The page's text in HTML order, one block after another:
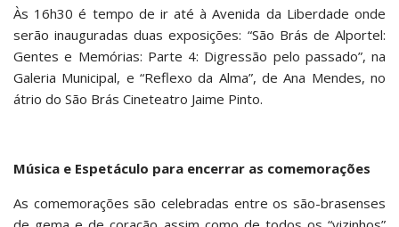
Às 16h30 é tempo de ir até à Avenida da Liberdade onde
serão inauguradas duas exposições: “São Brás de Alportel:
Gentes e Memórias: Parte 4: Digressão pelo passado”, na
Galeria Municipal, e “Reflexo da Alma”, de Ana Mendes, no
átrio do São Brás Cineteatro Jaime Pinto.
Música e Espetáculo para encerrar as comemorações
As comemorações são celebradas entre os são-brasenses